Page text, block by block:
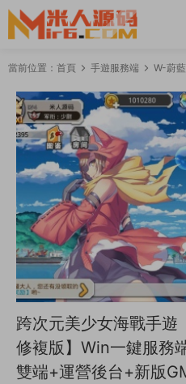
當前位置： 首頁 手遊服務端 W-蔚
跨次元美少女海戰手遊
修複版】Win一鍵服務
雙端+運營後台+新版